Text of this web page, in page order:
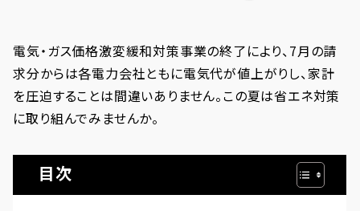
電気・ガス価格激変緩和対策事業の終了により、7月の請
求分からは各電力会社ともに電気代が値上がりし、家計
を圧迫することは間違いありません。この夏は省エネ対策
に取り組んでみませんか。
目次